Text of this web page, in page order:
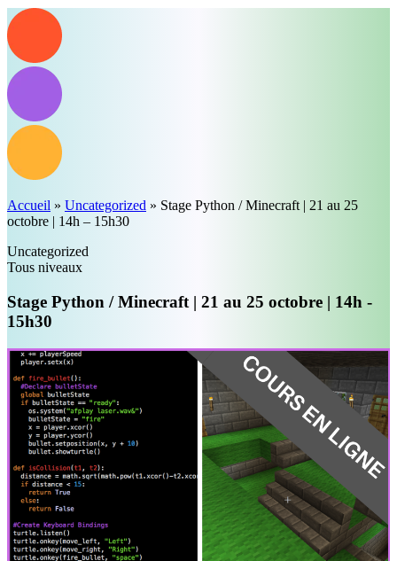
Accueil » Uncategorized » Stage Python / Minecraft | 21 au 25
octobre | 14h – 15h30
Uncategorized
Tous niveaux
Stage Python / Minecraft | 21 au 25 octobre | 14h -
15h30